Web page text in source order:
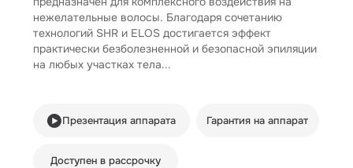
нежелательные волосы. Благодаря сочетанию
технологий SHR и ELOS достигается эффект
практически безболезненной и безопасной эпиляции
на любых участках тела...
Доступен в рассрочку
Гарантия на аппарат
Презентация аппарата